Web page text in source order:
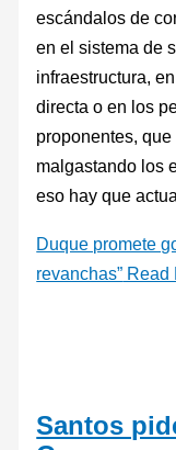
escándalos de
en el sistema de
infraestructura,
directa o en los
proponentes,
malgastando los
eso hay que
Duque promete
revanchas” Read
Santos